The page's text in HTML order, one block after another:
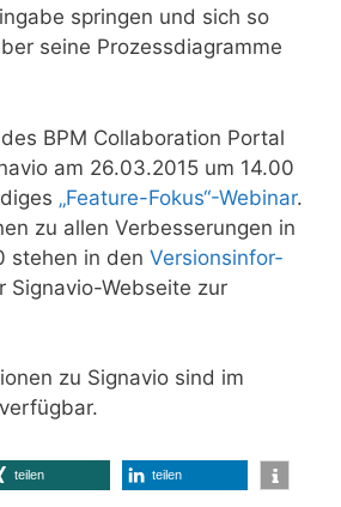
springen und sich so
seine Prozess­dia­gramme
BPM Colla­boration Portal
am 26.03.2015 um 14.00
„Feature-Fokus“-Webinar.
zu allen Ver­­besse­rungen in
stehen in den Versions­in­for­
Signavio-Webseite zur
zu Signavio sind im
verfügbar.
teilen teilen